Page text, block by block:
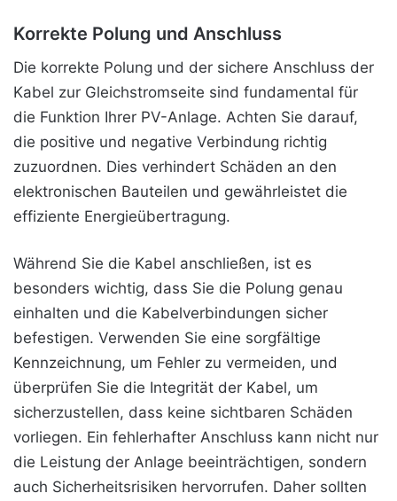
Korrekte Polung und Anschluss
Die korrekte Polung und der sichere Anschluss der
Kabel zur Gleichstromseite sind fundamental für
die Funktion Ihrer PV-Anlage. Achten Sie darauf,
die positive und negative Verbindung richtig
zuzuordnen. Dies verhindert Schäden an den
elektronischen Bauteilen und gewährleistet die
effiziente Energieübertragung.
Während Sie die Kabel anschließen, ist es
besonders wichtig, dass Sie die Polung genau
einhalten und die Kabelverbindungen sicher
befestigen. Verwenden Sie eine sorgfältige
Kennzeichnung, um Fehler zu vermeiden, und
überprüfen Sie die Integrität der Kabel, um
sicherzustellen, dass keine sichtbaren Schäden
vorliegen. Ein fehlerhafter Anschluss kann nicht nur
die Leistung der Anlage beeinträchtigen, sondern
auch Sicherheitsrisiken hervorrufen. Daher sollten